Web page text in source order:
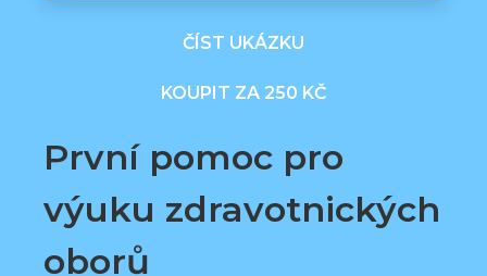
ČÍST UKÁZKU
KOUPIT ZA 250 KČ
První pomoc pro
výuku zdravotnických
oborů